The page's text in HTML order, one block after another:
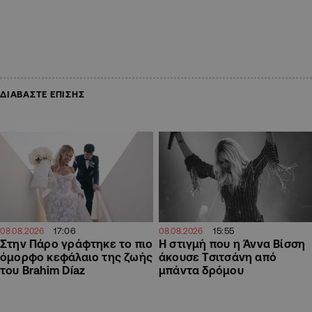
ΔΙΑΒΑΣΤΕ ΕΠΙΣΗΣ
08.08.2026 17:06
Στην Πάρο γράφτηκε το πιο
όμορφο κεφάλαιο της ζωής
του Brahim Díaz
08.08.2026 15:55
H στιγμή που η Άννα Βίσση
άκουσε Τσιτσάνη από
μπάντα δρόμου